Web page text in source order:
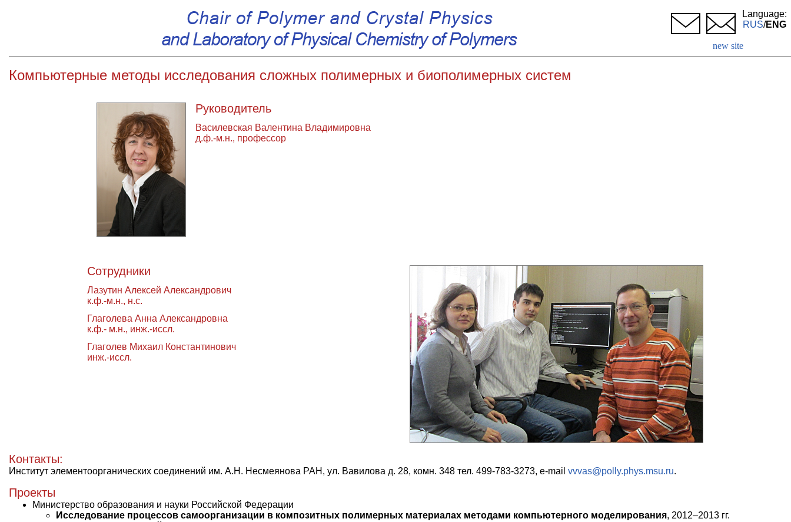
Language:
RUS/ENG
new site
Компьютерные методы исследования сложных полимерных и биополимерных систем
Руководитель
Василевская Валентина Владимировна
д.ф.-м.н., профессор
Сотрудники
Лазутин Алексей Александрович
к.ф.-м.н., н.с.
Глаголева Анна Александровна
к.ф.- м.н., инж.-иссл.
Глаголев Михаил Константинович
инж.-иссл.
Контакты:
Институт элементоорганических соединений им. А.Н. Несмеянова РАН, ул. Вавилова д. 28, комн. 348 тел. 499-783-3273, e‑mail vvvas@polly.phys.msu.ru.
Проекты
Министерство образования и науки Российской Федерации
Исследование процессов самоорганизации в композитных полимерных материалах методами компьютерного моделирования, 2012–2013 гг.